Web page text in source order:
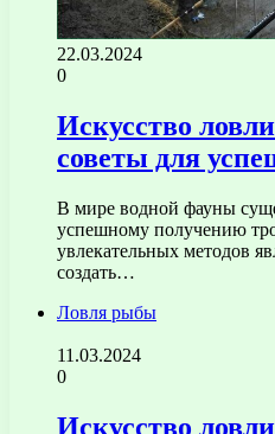
22.03.2024
0
Искусство
советы для
В мире водной фауны
успешному получению
увлекательных методов
создать…
Ловля рыбы
11.03.2024
0
Искусство